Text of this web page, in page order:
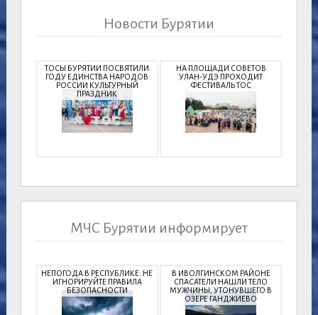
Новости Бурятии
ТОСЫ БУРЯТИИ ПОСВЯТИЛИ
ГОДУ ЕДИНСТВА НАРОДОВ
РОССИИ КУЛЬТУРНЫЙ
ПРАЗДНИК
НА ПЛОЩАДИ СОВЕТОВ
УЛАН-УДЭ ПРОХОДИТ
ФЕСТИВАЛЬ ТОС
МЧС Бурятии информирует
НЕПОГОДА В РЕСПУБЛИКЕ: НЕ
ИГНОРИРУЙТЕ ПРАВИЛА
БЕЗОПАСНОСТИ
В ИВОЛГИНСКОМ РАЙОНЕ
СПАСАТЕЛИ НАШЛИ ТЕЛО
МУЖЧИНЫ, УТОНУВШЕГО В
ОЗЕРЕ ГАНДЖИЕВО